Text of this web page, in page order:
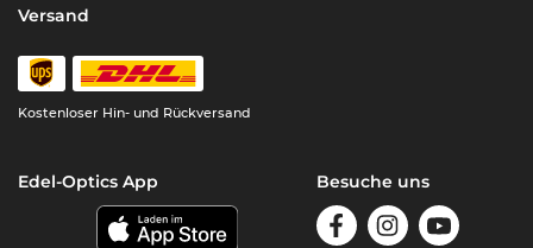
Versand
Kostenloser Hin- und Rückversand
Edel-Optics App Besuche uns